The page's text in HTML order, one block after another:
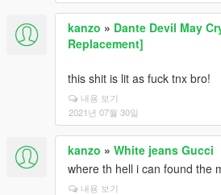
kanzo » Dante Devil May
Replacement]
this shit is lit as fuck tnx bro!
내용 보기
2021년 07월 30일
kanzo » White jeans Gucci
where th hell i can found the
내용 보기